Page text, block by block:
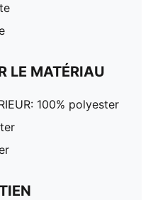
LE MATÉRIAU
100% polyester